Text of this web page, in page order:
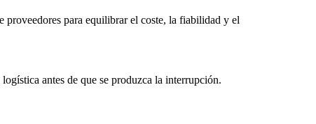
para equilibrar el coste, la fiabilidad y el
antes de que se produzca la interrupción.